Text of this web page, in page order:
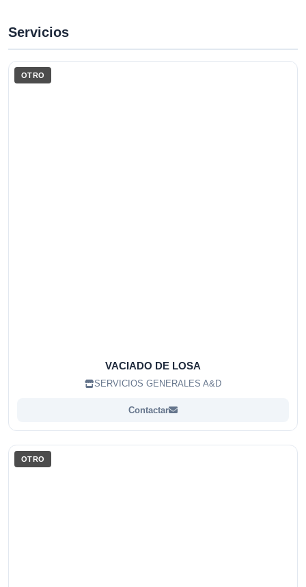
Servicios
OTRO
VACIADO DE LOSA
SERVICIOS GENERALES A&D
Contactar
OTRO